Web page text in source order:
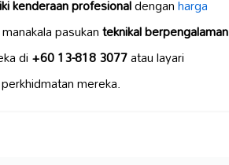
kenderaan profesionaldenganharga
pasukanteknikal berpengalaman
di+60 13-818 3077atau layari
mereka.